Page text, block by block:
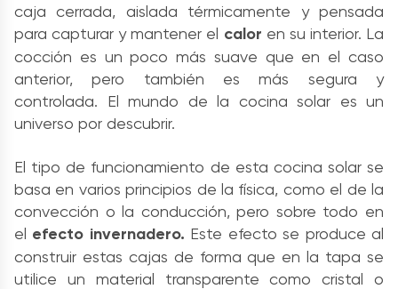
caja cerrada, aislada térmicamente y pensada
para capturar y mantener el calor en su interior. La
cocción es un poco más suave que en el caso
anterior, pero también es más segura y
controlada. El mundo de la cocina solar es un
universo por descubrir.
El tipo de funcionamiento de esta cocina solar se
basa en varios principios de la física, como el de la
convección o la conducción, pero sobre todo en
el efecto invernadero. Este efecto se produce al
construir estas cajas de forma que en la tapa se
utilice un material transparente como cristal o